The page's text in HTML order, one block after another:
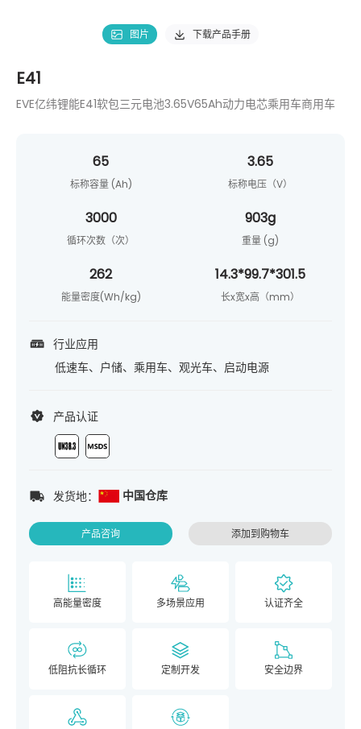
图片 下载产品手册
E41
EVE亿纬锂能E41软包三元电池3.65V65Ah动力电芯乘用车商用车
65
标称容量 (Ah)
3.65
标称电压（V）
3000
循环次数（次）
903g
重量 (g)
262
能量密度(Wh/kg)
14.3*99.7*301.5
长x宽x高（mm）
行业应用
低速车、户储、乘用车、观光车、启动电源
产品认证
发货地： 中国仓库
产品咨询 添加到购物车
高能量密度 多场景应用 认证齐全
低阻抗长循环 定制开发 安全边界